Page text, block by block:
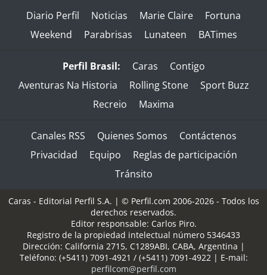
Diario Perfil Noticias Marie Claire
Fortuna
Weekend
Parabrisas Lunateen BATimes
Perfil Brasil: Caras
Contigo
Aventuras Na Historia
Rolling Stone
Sport Buzz
Recreio
Maxima
Canales RSS Quienes Somos
Contáctenos
Privacidad
Equipo
Reglas de participación
Tránsito
Caras - Editorial Perfil S.A. | © Perfil.com 2006-2026 - Todos los
derechos reservados.
Editor responsable: Carlos Piro.
Registro de la propiedad intelectual número 5346433
Dirección: California 2715, C1289ABI, CABA, Argentina |
Teléfono: (+5411) 7091-4921 / (+5411) 7091-4922| E-mail:
perfilcom@perfil.com